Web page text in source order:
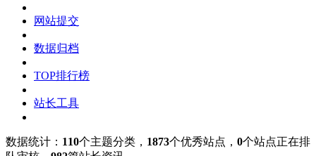
网站提交
数据归档
TOP排行榜
站长工具
数据统计： 110个主题分类， 1873个优秀站点， 0个站点正在排